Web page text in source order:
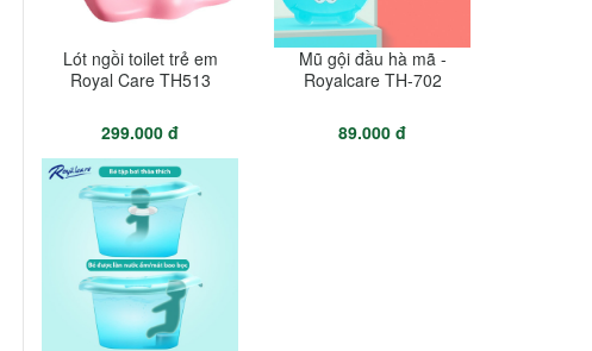
Lót ngồi toilet trẻ em
Royal Care TH513
299.000 đ
Mũ gội đầu hà mã -
Royalcare TH-702
89.000 đ